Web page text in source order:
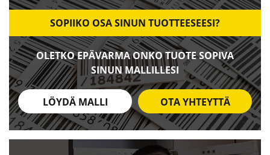
SOPIIKO OSA SINUN TUOTTEESEESI?
OLETKO EPÄVARMA ONKO TUOTE SOPIVA
SINUN MALLILLESI
LÖYDÄ MALLI OTA YHTEYTTÄ